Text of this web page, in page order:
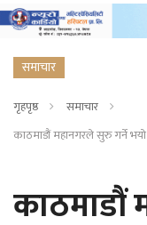
समाचार
गृहपृष्ठ
समाचार
काठमाडौं महानगरले सुरु गर्ने
काठमाडौं